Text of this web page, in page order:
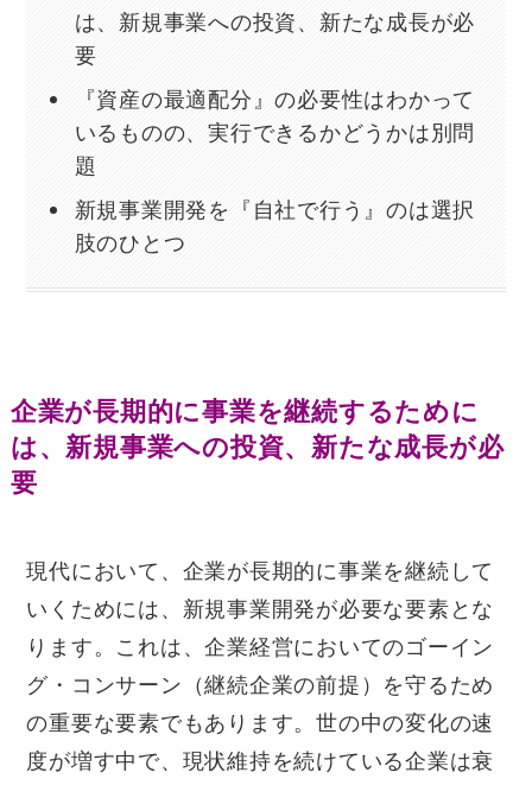
は、新規事業への投資、新たな成長が必
要
『資産の最適配分』の必要性はわかって
いるものの、実行できるかどうかは別問
題
新規事業開発を『自社で行う』のは選択
肢のひとつ
企業が長期的に事業を継続するために
は、新規事業への投資、新たな成長が必
要
現代において、企業が長期的に事業を継続して
いくためには、新規事業開発が必要な要素とな
ります。これは、企業経営においてのゴーイン
グ・コンサーン（継続企業の前提）を守るため
の重要な要素でもあります。世の中の変化の速
度が増す中で、現状維持を続けている企業は衰